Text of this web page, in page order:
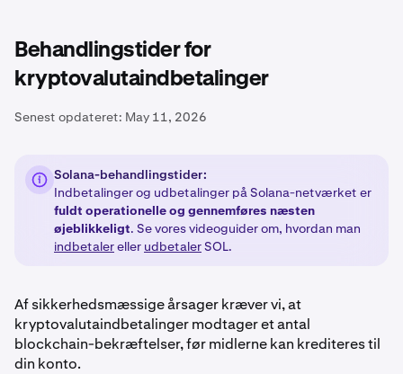
Behandlingstider for
kryptovalutaindbetalinger
Senest opdateret: May 11, 2026
Solana-behandlingstider:
Indbetalinger og udbetalinger på Solana-netværket er
fuldt operationelle og gennemføres næsten
øjeblikkeligt. Se vores videoguider om, hvordan man
indbetalereller udbetalerSOL.
Af sikkerhedsmæssige årsager kræver vi, at
kryptovalutaindbetalinger modtager et antal
blockchain-bekræftelser, før midlerne kan krediteres til
din konto.